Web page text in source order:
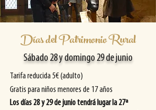
Días del Patrimonio Rural
Sábado 28 y domingo 29 de junio
Tarifa reducida 5€ (adulto)
Gratis para niños menores de 17 años
Los días 28 y 29 de junio tendrá lugar la 27ª